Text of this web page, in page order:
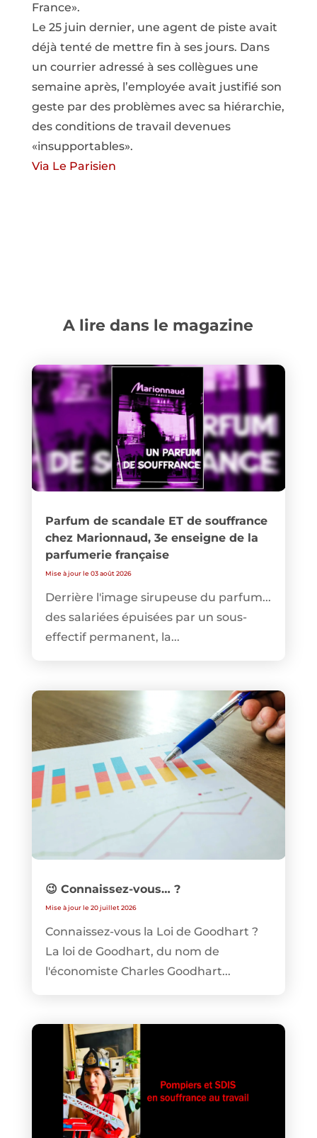
France».
Le 25 juin dernier, une agent de piste avait
déjà tenté de mettre fin à ses jours. Dans
un courrier adressé à ses collègues une
semaine après, l’employée avait justifié son
geste par des problèmes avec sa hiérarchie,
des conditions de travail devenues
«insupportables».
Via Le Parisien
A lire dans le magazine
Parfum de scandale ET de souffrance
chez Marionnaud, 3e enseigne de la
parfumerie française
Mise à jour le 03 août 2026
Derrière l'image sirupeuse du parfum...
des salariées épuisées par un sous-
effectif permanent, la...
😉 Connaissez-vous… ?
Mise à jour le 20 juillet 2026
Connaissez-vous la Loi de Goodhart ?
La loi de Goodhart, du nom de
l'économiste Charles Goodhart...